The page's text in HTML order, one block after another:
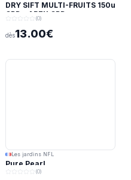
DRY SIFT MULTI-FRUITS 150u
CBD - APEX CBD
(0)
dès13.00€
Les jardins NFL
Pure Pearl
(0)